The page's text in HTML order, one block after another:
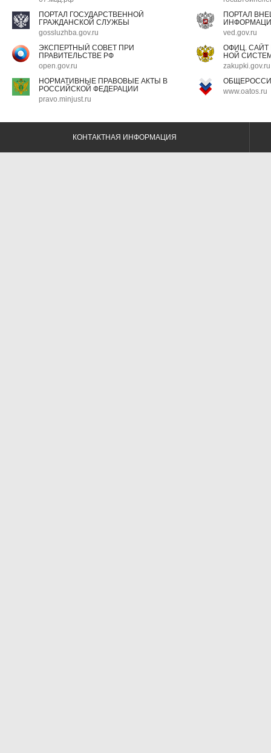
ПОРТАЛ ГОСУДАРСТВЕННОЙ
ГРАЖДАНСКОЙ СЛУЖБЫ
gossluzhba.gov.ru
ПОРТАЛ
ved.gov.ru
ЭКСПЕРТНЫЙ СОВЕТ ПРИ
ПРАВИТЕЛЬСТВЕ РФ
open.gov.ru
ОФИЦ.
НОЙ
zakupki.gov.ru
НОРМАТИВНЫЕ ПРАВОВЫЕ АКТЫ В
РОССИЙСКОЙ ФЕДЕРАЦИИ
pravo.minjust.ru
www.oatos.ru
КОНТАКТНАЯ ИНФОРМАЦИЯ